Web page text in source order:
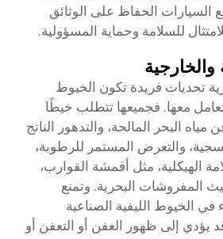
السيارات الحفاظ على الوثائق
للسلامة وحماية المسؤولية.
والخارجية
تحديات فريدة تكون الخيوط
معها. فجميعها تتطلب خيطًا
مياه البحر المالحة، والتدهور الناتج
والتعرض المستمر للرطوبة،
الهيكلية، مثل أقمشة القوارب،
المفروشات البحرية. وتمنع
في الخيوط الليفية الصناعية
يؤدي إلى ظهور العفن أو التعفن أو